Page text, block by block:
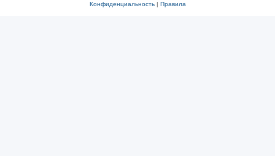
Конфиденциальность| Правила